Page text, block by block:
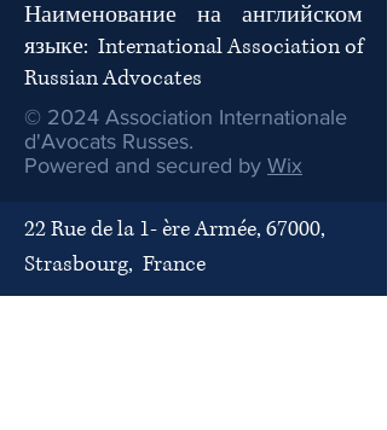
Наименование на английском
языке: International Association of
Russian Advocates
© 2024 Association Internationale
d'Avocats Russes.
Powered and secured by Wix
22 Rue de la 1- ère Armée, 67000,
Strasbourg, France